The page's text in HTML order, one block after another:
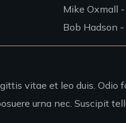
Mike Oxmall
Bob Hadson
vitae et leo duis. Odio
urna nec. Suscipit